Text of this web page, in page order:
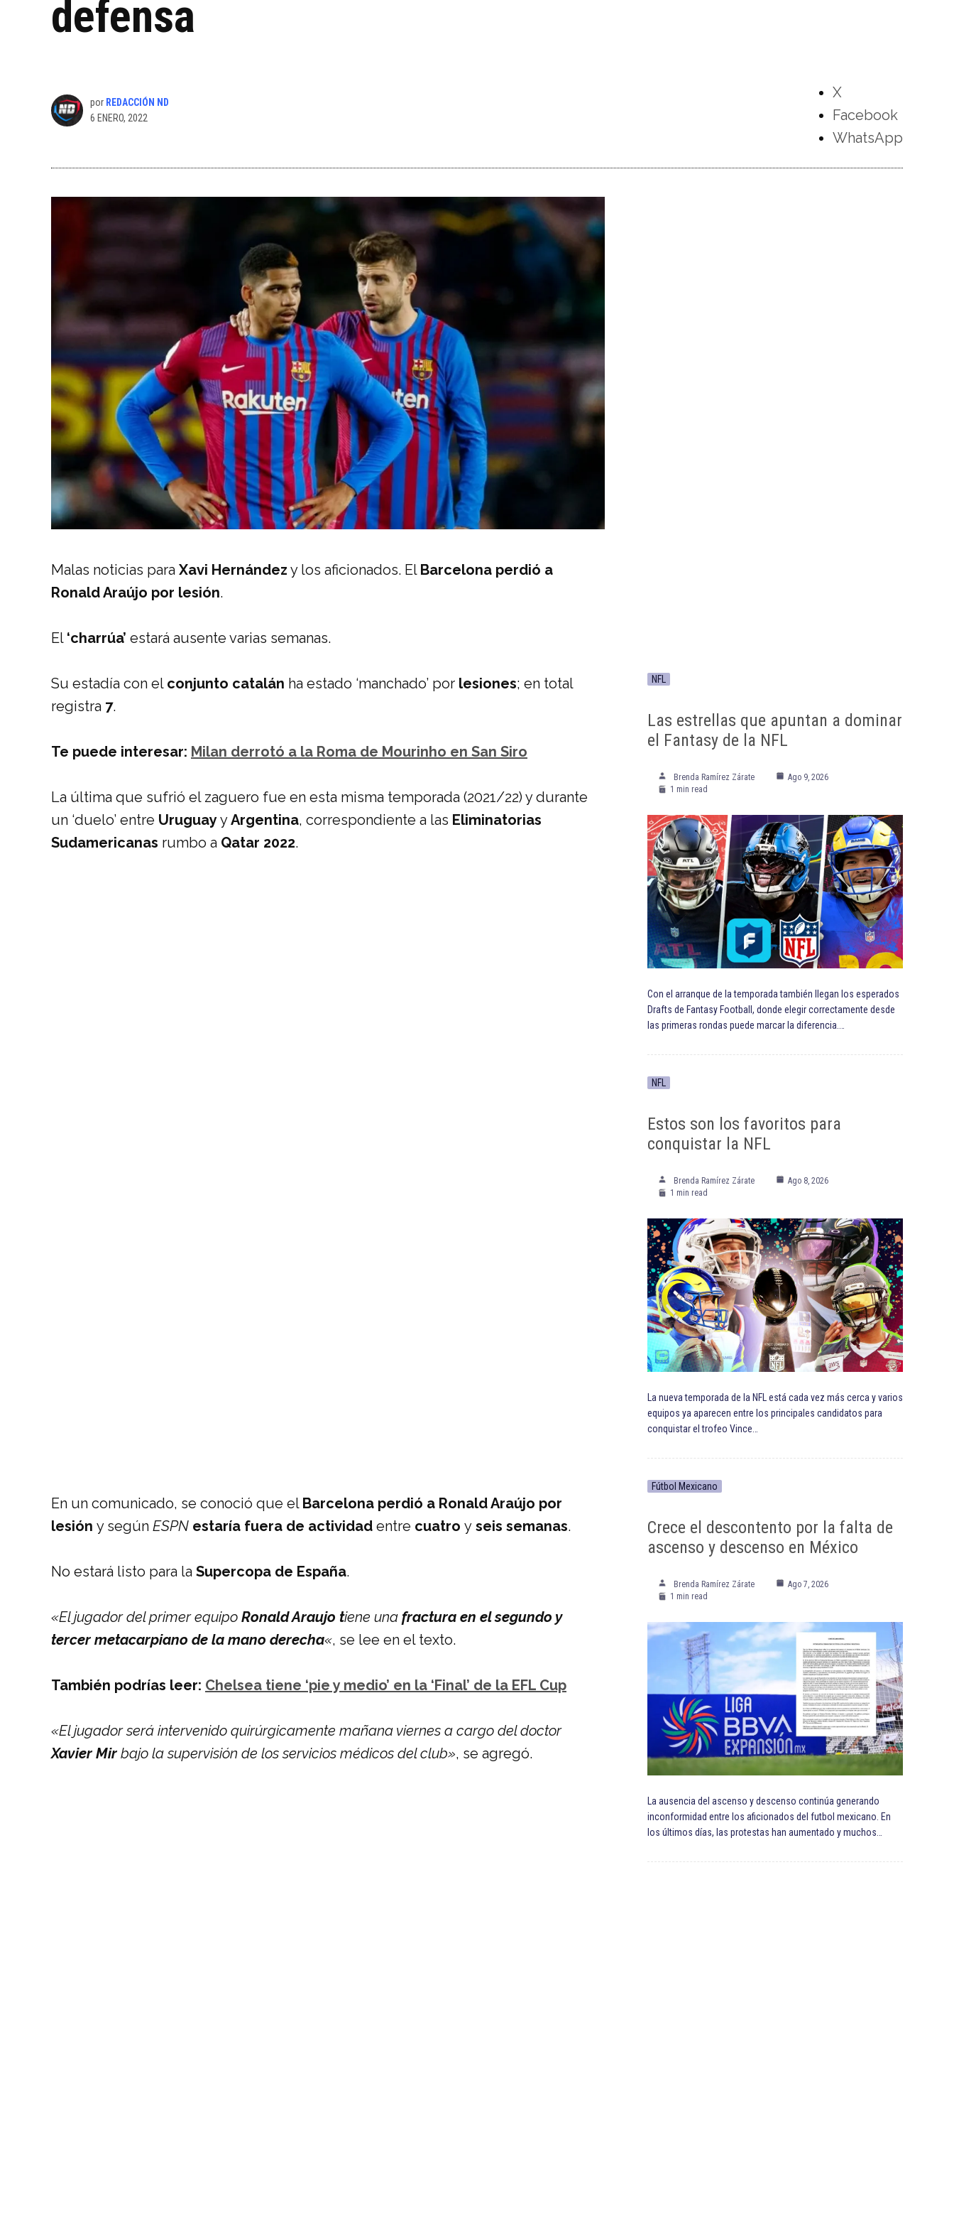
defensa
por REDACCIÓN ND
6 ENERO, 2022
X
Facebook
WhatsApp
Malas noticias para Xavi Hernández y los aficionados. El Barcelona perdió a
Ronald Araújo por lesión.
El ‘charrúa’ estará ausente varias semanas.
Su estadía con el conjunto catalán ha estado ‘manchado’ por lesiones; en total
registra 7.
Te puede interesar: Milan derrotó a la Roma de Mourinho en San Siro
La última que sufrió el zaguero fue en esta misma temporada (2021/22) y durante
un ‘duelo’ entre UruguayyArgentina, correspondiente a las Eliminatorias
Sudamericanas rumbo a Qatar 2022.
En un comunicado, se conoció que el Barcelona perdió a Ronald Araújo por
lesión y según ESPN estaría fuera de actividad entre cuatro y seis semanas.
No estará listo para la Supercopa de España.
«El jugador del primer equipo Ronald Araujo tiene una fractura en el segundo y
tercer metacarpiano de la mano derecha«, se lee en el texto.
También podrías leer: Chelsea tiene ‘pie y medio’ en la ‘Final’ de la EFL Cup
«El jugador será intervenido quirúrgicamente mañana viernes a cargo del doctor
Xavier Mir bajo la supervisión de los servicios médicos del club», se agregó.
NFL
Las estrellas que apuntan a dominar
el Fantasy de la NFL
Brenda Ramírez Zárate
Ago 9, 2026
1 min read
Con el arranque de la temporada también llegan los esperados
Drafts de Fantasy Football, donde elegir correctamente desde
las primeras rondas puede marcar la diferencia.…
NFL
Estos son los favoritos para
conquistar la NFL
Brenda Ramírez Zárate
Ago 8, 2026
1 min read
La nueva temporada de la NFL está cada vez más cerca y varios
equipos ya aparecen entre los principales candidatos para
conquistar el trofeo Vince…
Fútbol Mexicano
Crece el descontento por la falta de
ascenso y descenso en México
Brenda Ramírez Zárate
Ago 7, 2026
1 min read
La ausencia del ascenso y descenso continúa generando
inconformidad entre los aficionados del futbol mexicano. En
los últimos días, las protestas han aumentado y muchos…